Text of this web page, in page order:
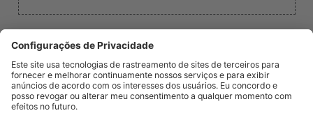
Configurações de Cookies
Podemos receber uma comissão se você usar um dos